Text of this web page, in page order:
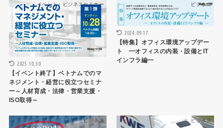
イベント・ビジネスセミナー
2025.10.30
【イベント終了】ベトナムでのマ
ネジメント・経営に役立つセミナ
ー～人材育成・法律・営業支援・
ISO取得～
ビジネス
2024.09.17
【特集】オフィス環境アップデー
ト ━オフィスの内装・設備とIT
インフラ編━
ビジネス ビジネス